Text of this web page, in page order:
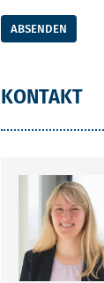
ABSENDEN
KONTAKT